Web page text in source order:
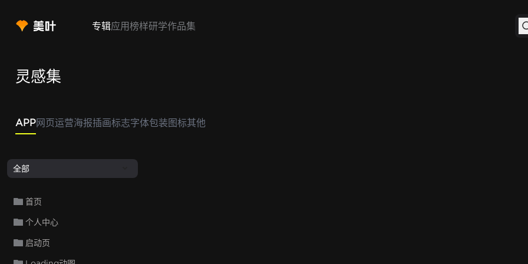
专辑应用榜样研学作品集
灵感集
APP网页运营海报插画标志字体包装图标其他
全部
首页
个人中心
启动页